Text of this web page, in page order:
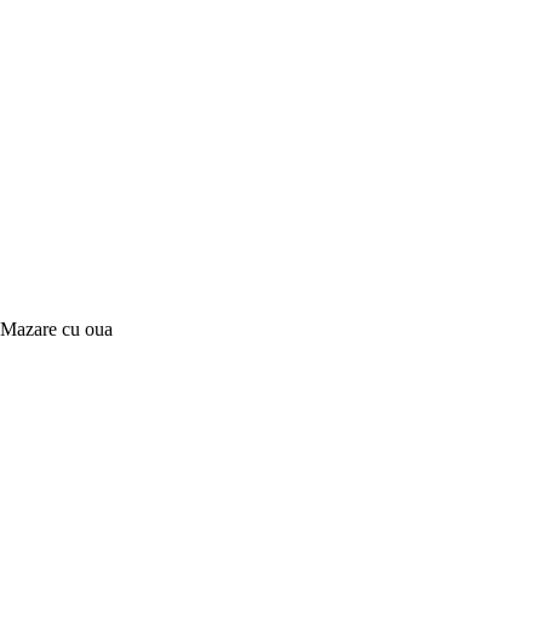
Mazare cu oua